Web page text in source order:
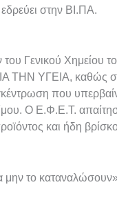
στην ΒΙ.ΠΑ.
Γενικού Χημείου
ΤΗΝ ΥΓΕΙΑ, καθώς
που
Ο Ε.Φ.Ε.Τ.
και ήδη
μην το